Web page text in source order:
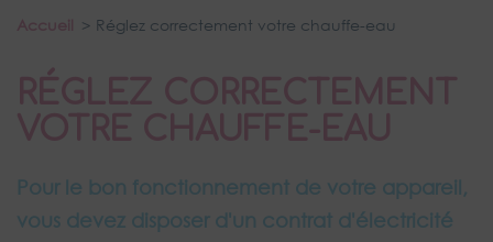
Accueil Réglez correctement votre chauffe-eau
RÉGLEZ CORRECTEMENT
VOTRE CHAUFFE-EAU
Pour le bon fonctionnement de votre appareil,
vous devez disposer d'un contrat d'électricité